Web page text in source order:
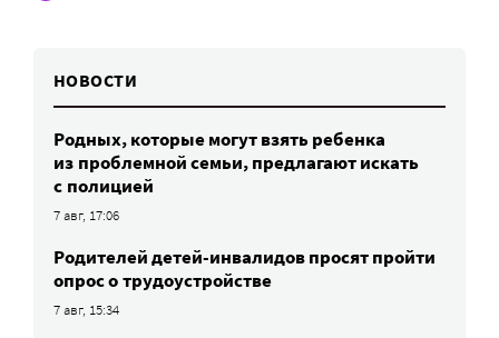
НОВОСТИ
Родных, которые могут взять ребенка
из проблемной семьи, предлагают искать
с полицией
7 авг, 17:06
Родителей детей-инвалидов просят пройти
опрос о трудоустройстве
7 авг, 15:34